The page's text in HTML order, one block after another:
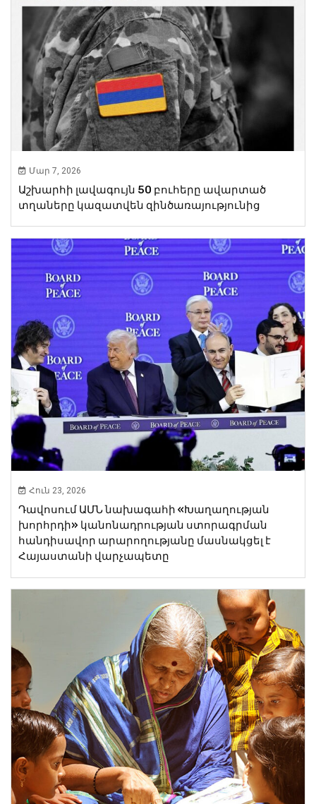
Մար 7, 2026
Աշխարհի լավագույն 50 բուհերը ավարտած
տղաները կազատվեն զինծառայությունից
Հուն 23, 2026
Դավոսում ԱՄՆ նախագահի «Խաղաղության
խորհրդի» կանոնադրության ստորագրման
հանդիսավոր արարողությանը մասնակցել է
Հայաստանի վարչապետը